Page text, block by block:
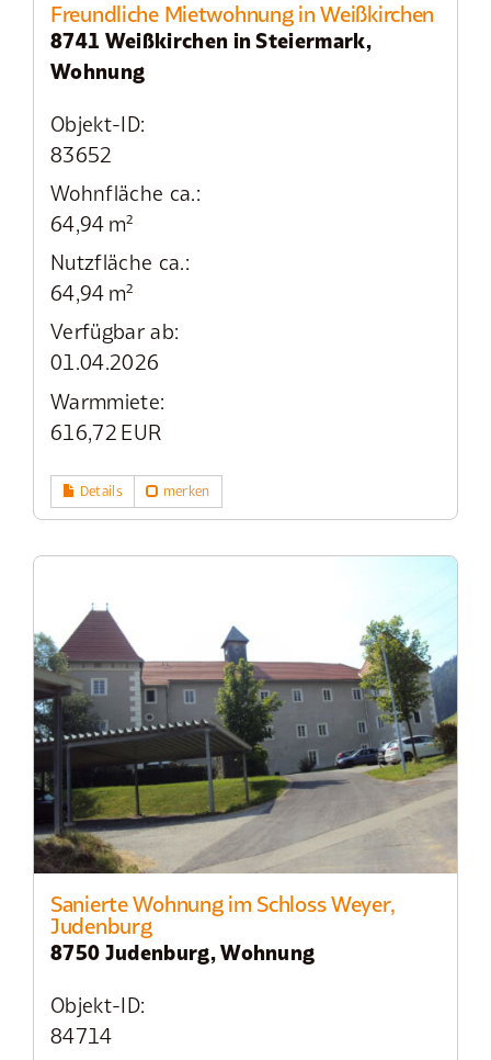
Freundliche Mietwohnung in Weißkirchen
8741 Weißkirchen in Steiermark,
Wohnung
Objekt-ID:
83652
Wohnfläche ca.:
64,94 m²
Nutzfläche ca.:
64,94 m²
Verfügbar ab:
01.04.2026
Warmmiete:
616,72 EUR
Details merken
Sanierte Wohnung im Schloss Weyer,
Judenburg
8750 Judenburg, Wohnung
Objekt-ID:
84714